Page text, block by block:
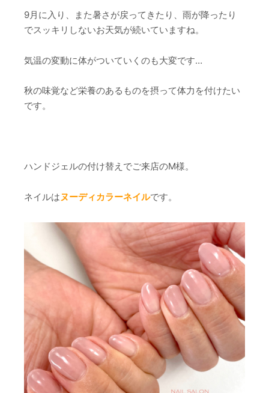
9月に入り、また暑さが戻ってきたり、雨が降ったり
でスッキリしないお天気が続いていますね。
気温の変動に体がついていくのも大変です…
秋の味覚など栄養のあるものを摂って体力を付けたい
です。
ハンドジェルの付け替えでご来店のM様。
ネイルは ヌーディカラーネイルです。